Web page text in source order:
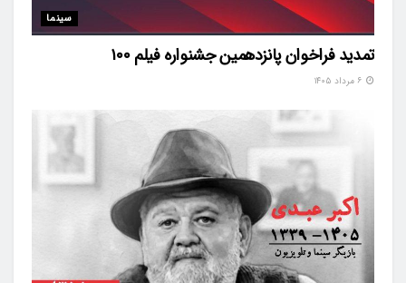
سینما
تمدید فراخوان پانزدهمین جشنواره فیلم ۱۰۰